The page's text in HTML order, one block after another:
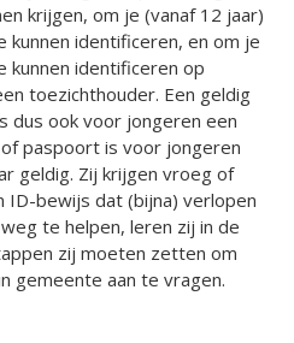
krijgen, om je (vanaf 12 jaar)
identificeren, en om je
kunnen identificeren op
toezichthouder. Een geldig
dus ook voor jongeren een
paspoort is voor jongeren
geldig. Zij krijgen vroeg of
ID-bewijs dat (bijna) verlopen
te helpen, leren zij in de
zij moeten zetten om
gemeente aan te vragen.